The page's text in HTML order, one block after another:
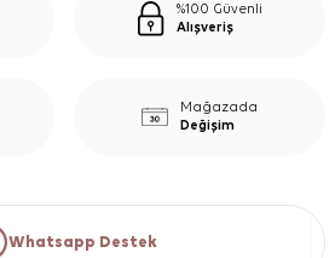
%100 Güvenli
Alışveriş
Mağazada
Değişim
Whatsapp Destek